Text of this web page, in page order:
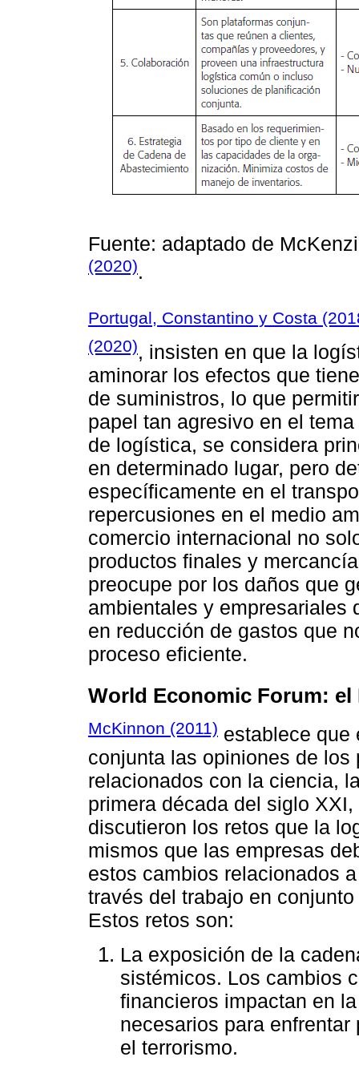
Fuente: adaptado de
(2020).
Portugal, Constantino y Costa
(2020), insisten en que la
aminorar los efectos que
de suministros, lo que
papel tan agresivo en el
de logística, se considera
en determinado lugar, pero
específicamente en el
repercusiones en el medio
comercio internacional no
productos finales y
preocupe por los daños que
ambientales y empresariales
en reducción de gastos que
proceso eficiente.
World Economic Forum: el
McKinnon (2011) establece que
conjunta las opiniones de
relacionados con la ciencia,
primera década del siglo
discutieron los retos que la
mismos que las empresas
estos cambios relacionados
través del trabajo en
Estos retos son:
La exposición de la
sistémicos. Los cambios
financieros impactan en
necesarios para
el terrorismo.